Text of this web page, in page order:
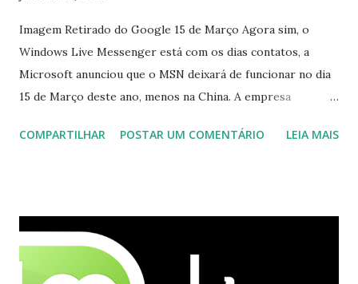
Imagem Retirado do Google 15 de Março Agora sim, o
Windows Live Messenger está com os dias contatos, a
Microsoft anunciou que o MSN deixará de funcionar no dia
15 de Março deste ano, menos na China. A empresa
integrado com o serviço do MSN, segundo a empresa, os
o Windows Live (assim como muitos profissionais de TI) ,
mesmo na versão para Linux, claro, sempre existem outras
opções e o Pidgin, que se mostra como opção.
COMPARTILHAR POSTAR UM COMENTÁRIO LEIA MAIS